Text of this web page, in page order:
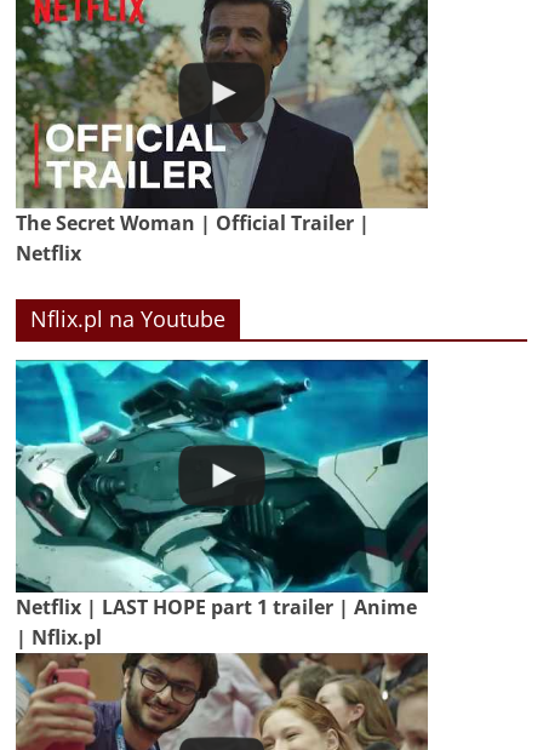
The Secret Woman | Official Trailer |
Netflix
Nflix.pl na Youtube
Netflix | LAST HOPE part 1 trailer | Anime
| Nflix.pl